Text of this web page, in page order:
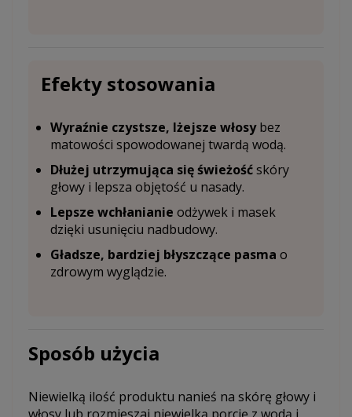
Efekty stosowania
Wyraźnie czystsze, lżejsze włosybez
matowości spowodowanej twardą wodą.
Dłużej utrzymująca się świeżośćskóry
głowy i lepsza objętość u nasady.
Lepsze wchłanianie odżywek i masek
dzięki usunięciu nadbudowy.
Gładsze, bardziej błyszczące pasma o
zdrowym wyglądzie.
Sposób użycia
Niewielką ilość produktu nanieś na skórę głowy i